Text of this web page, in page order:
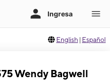
English | Español
Wendy Bagwell